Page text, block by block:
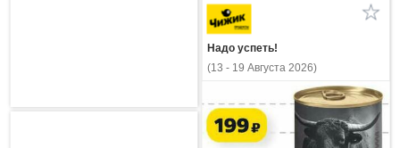
Надо успеть!
(13 - 19 Августа 2026)